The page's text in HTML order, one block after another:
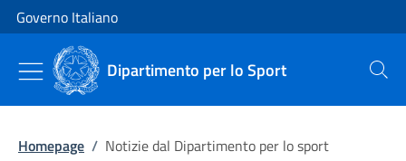
Vai al contenuto
Vai alla navigazione del sito
Governo Italiano
Dipartimento per lo Sport Cerca
Homepage / Notizie dal Dipartimento per lo sport